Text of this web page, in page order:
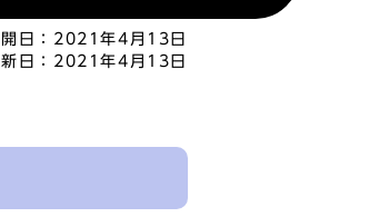
日： 2021年4月13日
日： 2021年4月13日